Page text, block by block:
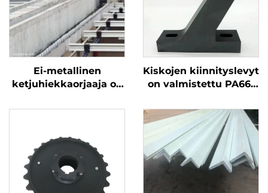
Ei-metallinen
ketjuhiekkaorjaaja on
seilla on pitkä
Kiskojen kiinnityslevyt
on valmistettu PA66-
korroosionkestäviä